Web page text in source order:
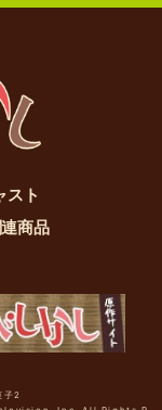
スト
連商品
子2